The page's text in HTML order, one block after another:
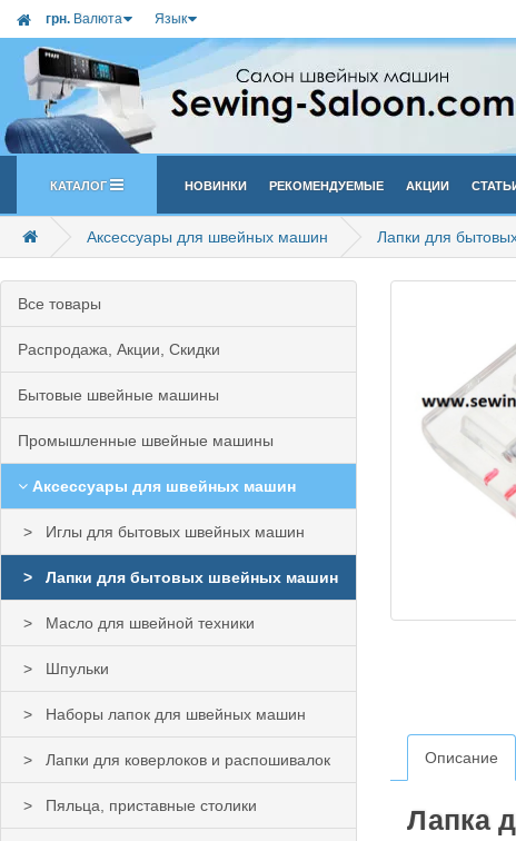
грн. Валюта Язык
Каталог Новинки Рекомендуемые Акции
Аксессуары для швейных машин Лапки для
Все товары
Распродажа, Акции, Скидки
Бытовые швейные машины
Промышленные швейные машины
Аксессуары для швейных машин
Иглы для бытовых швейных машин
Лапки для бытовых швейных машин
Масло для швейной техники
Шпульки
Наборы лапок для швейных машин
Лапки для коверлоков и распошивалок
Пяльца, приставные столики
Описание
Лапка